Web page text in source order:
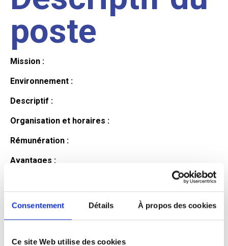
Consentement Détails À propos des cookies
Ce site Web utilise des cookies
poste
Mission :
Environnement :
Descriptif :
Organisation et horaires :
Rémunération :
Avantages :
Profil du
candidat